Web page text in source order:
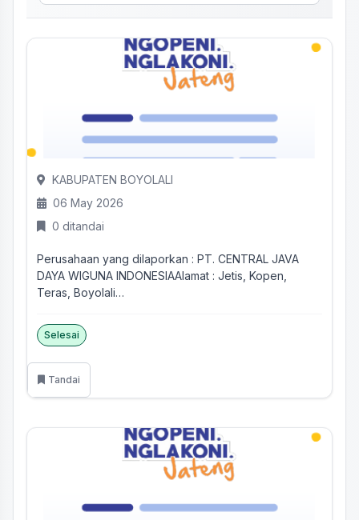
KABUPATEN BOYOLALI
06 May 2026
0 ditandai
Perusahaan yang dilaporkan : PT. CENTRAL JAVA
DAYA WIGUNA INDONESIAAlamat : Jetis, Kopen,
Teras, Boyolali
Selesai
Tandai